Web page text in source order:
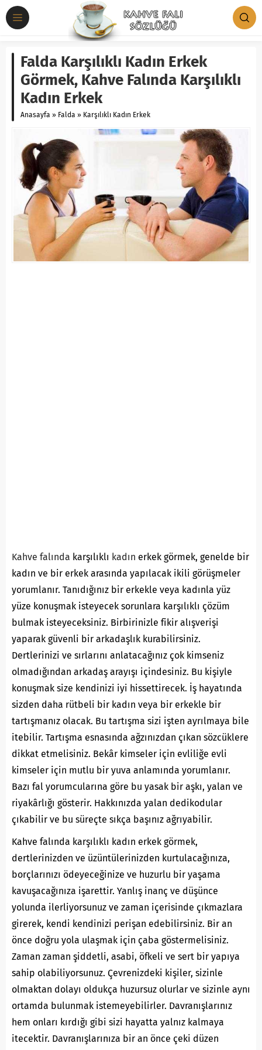
Falda Karşılıklı Kadın Erkek
Görmek, Kahve Falında Karşılıklı
Kadın Erkek
Anasayfa » Falda » Karşılıklı Kadın Erkek
Kahve falında karşılıklı kadın erkek görmek, genelde bir
kadın ve bir erkek arasında yapılacak ikili görüşmeler
yorumlanır. Tanıdığınız bir erkekle veya kadınla yüz
yüze konuşmak isteyecek sorunlara karşılıklı çözüm
bulmak isteyeceksiniz. Birbirinizle fikir alışverişi
yaparak güvenli bir arkadaşlık kurabilirsiniz.
Dertlerinizi ve sırlarını anlatacağınız çok kimseniz
olmadığından arkadaş arayışı içindesiniz. Bu kişiyle
konuşmak size kendinizi iyi hissettirecek. İş hayatında
sizden daha rütbeli bir kadın veya bir erkekle bir
tartışmanız olacak. Bu tartışma sizi işten ayrılmaya bile
itebilir. Tartışma esnasında ağzınızdan çıkan sözcüklere
dikkat etmelisiniz. Bekâr kimseler için evliliğe evli
kimseler için mutlu bir yuva anlamında yorumlanır.
Bazı fal yorumcularına göre bu yasak bir aşkı, yalan ve
riyakârlığı gösterir. Hakkınızda yalan dedikodular
çıkabilir ve bu süreçte sıkça başınız ağrıyabilir.
Kahve falında karşılıklı kadın erkek görmek,
dertlerinizden ve üzüntülerinizden kurtulacağınıza,
borçlarınızı ödeyeceğinize ve huzurlu bir yaşama
kavuşacağınıza işarettir. Yanlış inanç ve düşünce
yolunda ilerliyorsunuz ve zaman içerisinde çıkmazlara
girerek, kendi kendinizi perişan edebilirsiniz. Bir an
önce doğru yola ulaşmak için çaba göstermelisiniz.
Zaman zaman şiddetli, asabi, öfkeli ve sert bir yapıya
sahip olabiliyorsunuz. Çevrenizdeki kişiler, sizinle
olmaktan dolayı oldukça huzursuz olurlar ve sizinle aynı
ortamda bulunmak istemeyebilirler. Davranışlarınız
hem onları kırdığı gibi sizi hayatta yalnız kalmaya
itecektir. Davranışlarınıza bir an önce çeki düzen